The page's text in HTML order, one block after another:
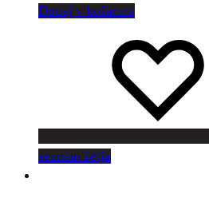
Dodaj v košarico
seznam želja